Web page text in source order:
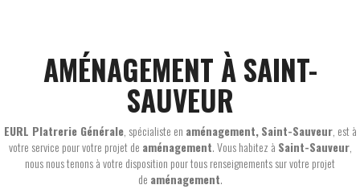
AMÉNAGEMENT À SAINT-
SAUVEUR
EURL Platrerie Générale, spécialiste en aménagement, Saint-Sauveur, est à
votre service pour votre projet de aménagement. Vous habitez à Saint-Sauveur,
nous nous tenons à votre disposition pour tous renseignements sur votre projet
de aménagement.